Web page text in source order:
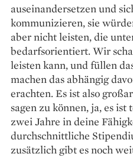
auseinandersetzen und
kommunizieren, sie
aber nicht leisten, die
bedarfsorientiert. Wir
leisten kann, und füllen
machen das abhängig
erachten. Es ist also
sagen zu können, ja, es
zwei Jahre in deine
durchschnittliche
zusätzlich gibt es noch